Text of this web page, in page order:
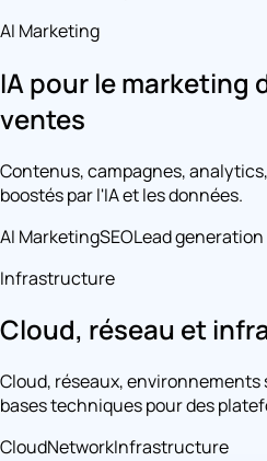
AI Marketing
IA pour le marketing
ventes
Contenus, campagnes,
boostés par l'IA et les données.
AI MarketingSEOLead generation
Infrastructure
Cloud, réseau et
Cloud, réseaux,
bases techniques pour des
CloudNetworkInfrastructure